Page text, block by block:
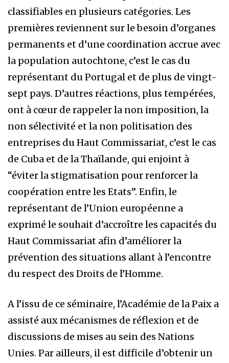
classifiables en plusieurs catégories. Les
premières reviennent sur le besoin d’organes
permanents et d’une coordination accrue avec
la population autochtone, c’est le cas du
représentant du Portugal et de plus de vingt-
sept pays. D’autres réactions, plus tempérées,
ont à cœur de rappeler la non imposition, la
non sélectivité et la non politisation des
entreprises du Haut Commissariat, c’est le cas
de Cuba et de la Thaïlande, qui enjoint à
“éviter la stigmatisation pour renforcer la
coopération entre les Etats”. Enfin, le
représentant de l’Union européenne a
exprimé le souhait d’accroître les capacités du
Haut Commissariat afin d’améliorer la
prévention des situations allant à l’encontre
du respect des Droits de l’Homme.
A l’issu de ce séminaire, l’Académie de la Paix a
assisté aux mécanismes de réflexion et de
discussions de mises au sein des Nations
Unies. Par ailleurs, il est difficile d’obtenir un